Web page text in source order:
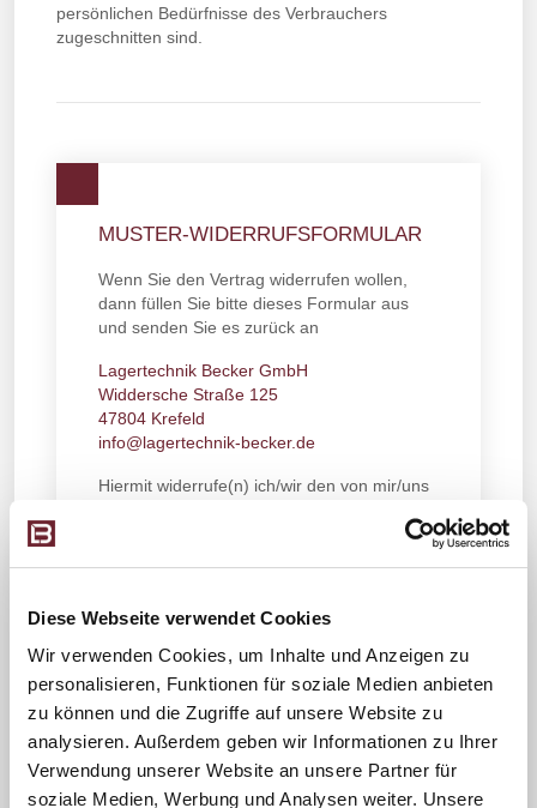
Diese Webseite verwendet Cookies
Wir verwenden Cookies, um Inhalte und Anzeigen zu
personalisieren, Funktionen für soziale Medien anbieten
zu können und die Zugriffe auf unsere Website zu
analysieren. Außerdem geben wir Informationen zu Ihrer
Verwendung unserer Website an unsere Partner für
soziale Medien, Werbung und Analysen weiter. Unsere
persönlichen Bedürfnisse des Verbrauchers
zugeschnitten sind.
MUSTER-WIDERRUFSFORMULAR
Wenn Sie den Vertrag widerrufen wollen,
dann füllen Sie bitte dieses Formular aus
und senden Sie es zurück an
Lagertechnik Becker GmbH
Widdersche Straße 125
47804 Krefeld
info@lagertechnik-becker.de
Hiermit widerrufe(n) ich/wir den von mir/uns
...................................................
...................................................
(Name der Ware, ggf. Bestellnummer und Preis)
Ware bestellt am:
...................................................